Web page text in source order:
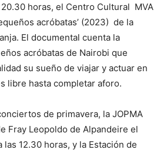
20.30 horas, el Centro Cultural MVA
acróbatas’ (2023) de la
El documental cuenta la
acróbatas de Nairobi que
su sueño de viajar y actuar en
libre hasta completar aforo.
de primavera, la JOPMA
Fray Leopoldo de Alpandeire el
las 12.30 horas, y la Estación de